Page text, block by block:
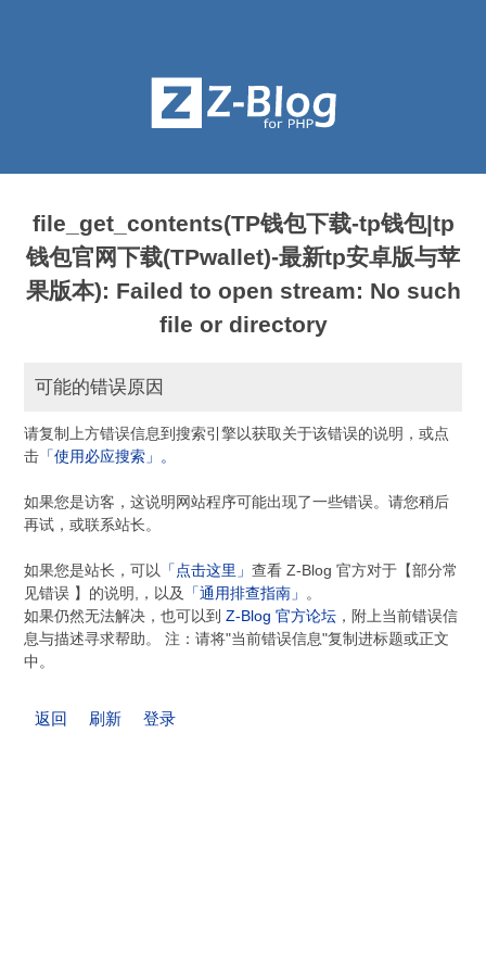
file_get_contents(TP钱包下载-tp钱包|tp
钱包官网下载(TPwallet)-最新tp安卓版与苹
果版本): Failed to open stream: No such
file or directory
可能的错误原因
请复制上方错误信息到搜索引擎以获取关于该错误的说明，或点
击 「使用必应搜索」。
如果您是访客，这说明网站程序可能出现了一些错误。请您稍后
再试，或联系站长。
如果您是站长，可以 「点击这里」查看 Z-Blog 官方对于【部分常
见错误 】的说明,，以及
「通用排查指南」 。
如果仍然无法解决，也可以到Z-Blog 官方论坛 ，附上当前错误信
息与描述寻求帮助。 注：请将"当前错误信息"复制进标题或正文
中。
返回 刷新 登录